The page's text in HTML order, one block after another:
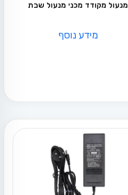
מנעול מקודד מכני מנעול שבת
מידע נוסף